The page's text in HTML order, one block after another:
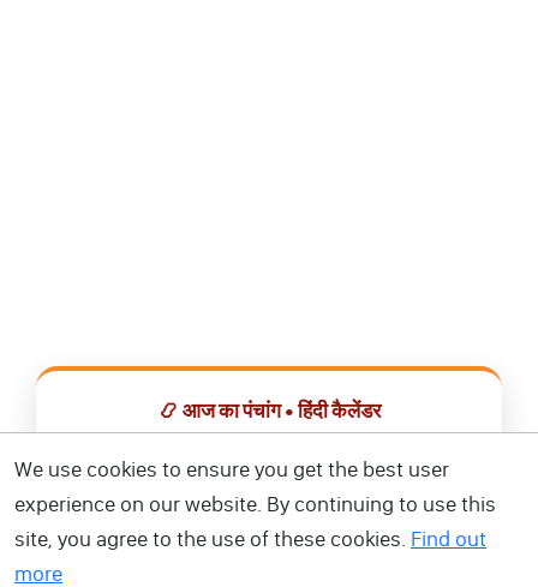
📿 आज का पंचांग • हिंदी कैलेंडर
📅 हिंदी कैलेंडर ऐप डाउनलोड करें
We use cookies to ensure you get the best user
experience on our website. By continuing to use this
site, you agree to the use of these cookies. Find out
more